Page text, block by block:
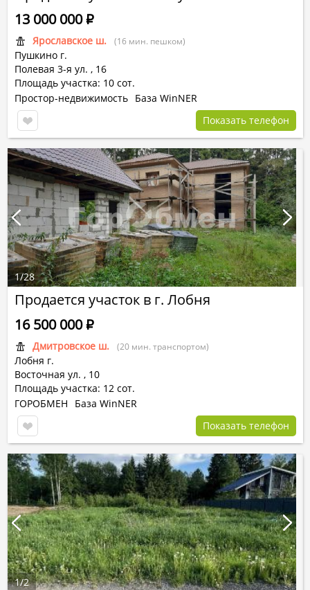
Ярославское ш. (16 мин. пешком)
Пушкино г.
Полевая 3-я ул. , 16
Площадь участка: 10 сот.
13 000 000Р
Простор-недвижимость База WinNER
Показать телефон
Продается участок в г. Лобня
Дмитровское ш. (20 мин. транспортом)
Лобня г.
Восточная ул. , 10
Площадь участка: 12 сот.
16 500 000Р
ГОРОБМЕН
База WinNER
Показать телефон
1/28
1/2